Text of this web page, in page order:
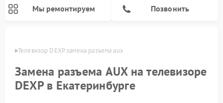
Мы ремонтируем Позвонить
Телевизор DEXP замена разъема aux
Замена разъема AUX на телевизоре
DEXP в Екатеринбурге